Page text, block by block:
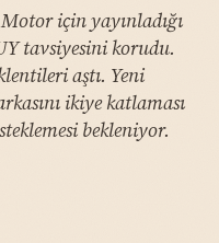
için yayınladığı
tavsiyesini korudu.
aştı. Yeni
ikiye katlaması
bekleniyor.